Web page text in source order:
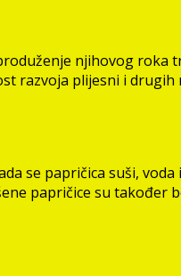
njihovog
razvoja plijesni i
se papričica suši,
papričice su